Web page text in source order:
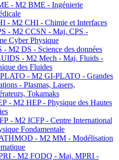
- M2 BME - Ingénierie
- M2 CHI - Chimie et Interfaces
- M2 CCSN - Maj. CPS -
Cyber Physique
- M2 DS - Science des données
- M2 Mech - Maj. Fluids -
des Fluides
- M2 GI-PLATO - Grandes
- Plasmas, Lasers,
Tokamaks
- M2 HEP - Physique des Hautes
- M2 ICFP - Centre International
Fondamentale
- M2 MM - Modélisation
- M2 FODQ - Maj. MPRI -